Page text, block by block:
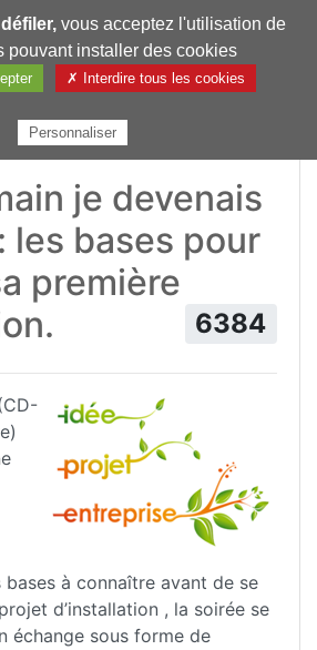
je devenais
les bases pour
première
6384
à connaître avant de se
d’installation , la soirée se
échange sous forme de
vous acceptez l'utilisation de
pouvant installer des cookies
✗ Interdire tous les cookies
Personnaliser